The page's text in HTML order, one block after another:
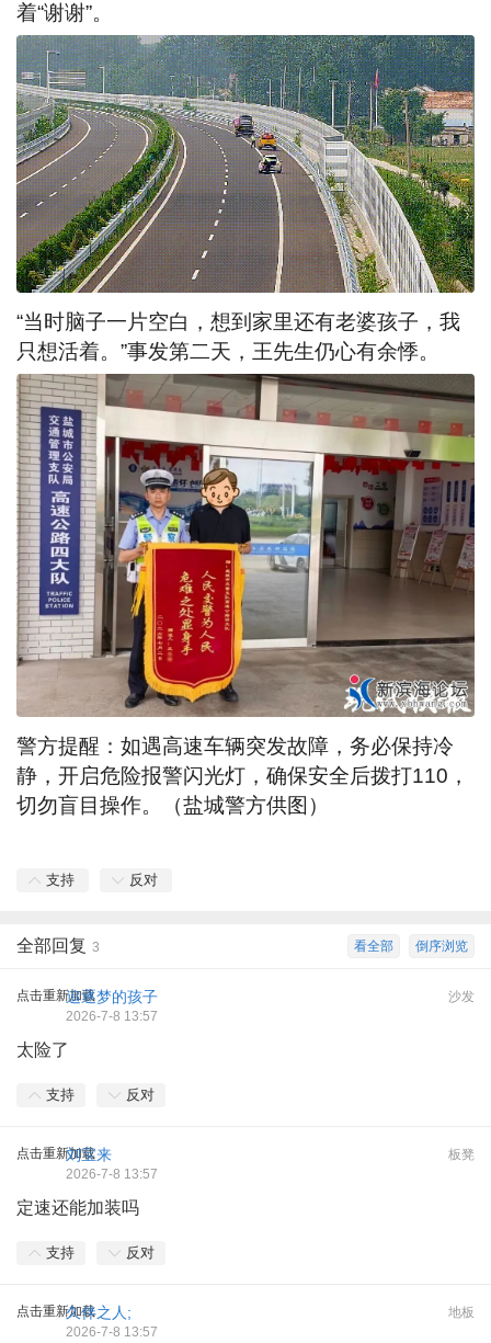
着“谢谢”。
“当时脑子一片空白，想到家里还有老婆孩子，我
只想活着。”事发第二天，王先生仍心有余悸。
警方提醒：如遇高速车辆突发故障，务必保持冷
静，开启危险报警闪光灯，确保安全后拨打110，
切勿盲目操作。（盐城警方供图）
支持 反对
倒序浏览
看全部
全部回复 3
点击重新加载 沙发
追逐梦的孩子
2026-7-8 13:57
太险了
支持 反对
点击重新加载 板凳
刘宝来
2026-7-8 13:57
定速还能加装吗
支持 反对
点击重新加载 地板
久伴之人;
2026-7-8 13:57